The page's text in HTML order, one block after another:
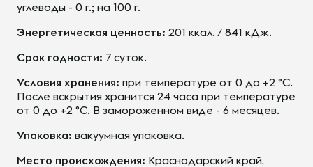
углеводы - 0 г.; на 100 г.
Энергетическая ценность: 201 ккал. / 841 кДж.
Срок годности: 7 суток.
Условия хранения: при температуре от 0 до +2 °С.
После вскрытия хранится 24 часа при температуре
от 0 до +2 °С. В замороженном виде - 6 месяцев.
Упаковка: вакуумная упаковка.
Место происхождения: Краснодарский край,